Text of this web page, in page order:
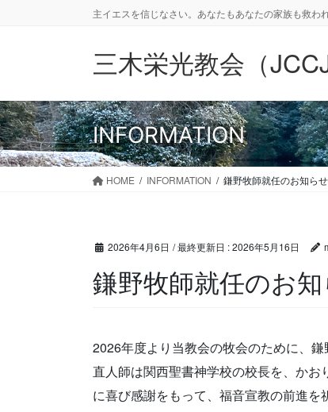
に
移
動
ョ
ン
に
移
主イエスを信じなさい。あなたもあなたの家族も救
三木栄光教会（JCCJ
INFORMATION
HOME INFORMATION 鎌野牧師就任のお知らせ
2026年4月6日 / 最終更新日 :2026年5月16日
鎌野牧師就任のお
2026年度より当教会の牧会のために、
直人師は関西聖書神学校の校長を、か
に喜び感謝をもって、福音宣教の前進を